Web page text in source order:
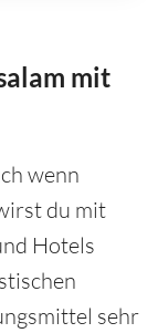
mit
wenn
du mit
Hotels
sehr